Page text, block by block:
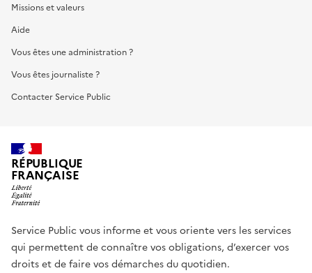
Missions et valeurs
Aide
Vous êtes une administration ?
Vous êtes journaliste ?
Contacter Service Public
RÉPUBLIQUE
FRANÇAISE
Service Public vous informe et vous oriente vers les services
qui permettent de connaître vos obligations, d’exercer vos
droits et de faire vos démarches du quotidien.